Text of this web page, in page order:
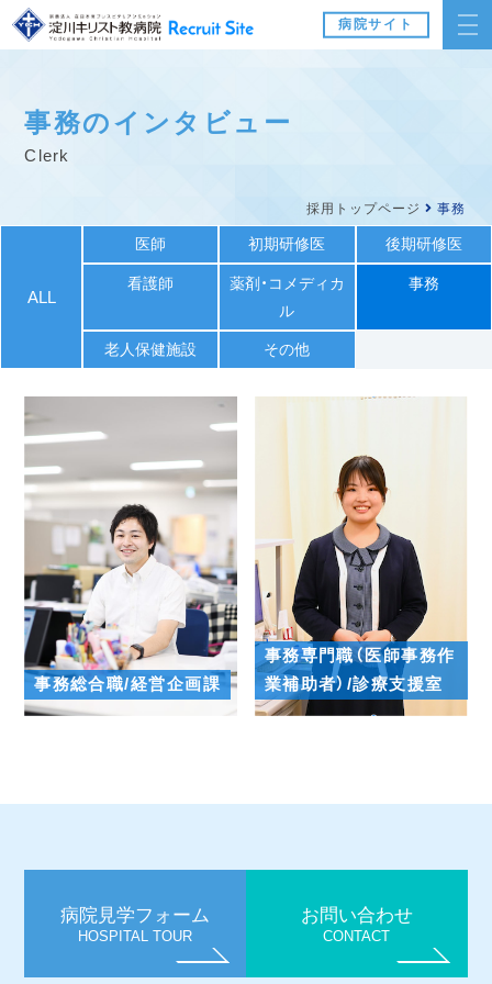
病院サイト
事務のインタビュー
clerk
採用トップページ 事務
ALL
医師 初期研修医 後期研修医
看護師
薬剤・コメディカ
ル
事務
老人保健施設 その他
事務総合職/経営企画課
事務専門職（医師事務作
業補助者）/診療支援室
病院見学フォーム
HOSPITAL TOUR
お問い合わせ
CONTACT